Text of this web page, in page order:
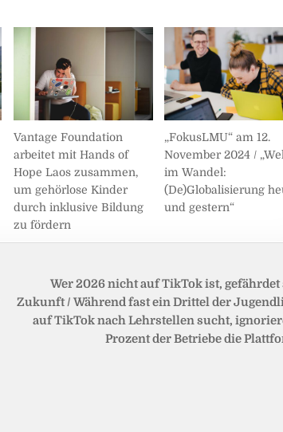
Vantage Foundation
arbeitet mit Hands of
Hope Laos zusammen,
um gehörlose Kinder
durch inklusive Bildung
zu fördern
„FokusLMU“ am 12.
November 2024 /
im Wandel:
(De)Globalisierung
und gestern“
Wer 2026 nicht auf TikTok ist, gefährdet
Zukunft / Während fast ein Drittel der
auf TikTok nach Lehrstellen sucht,
Prozent der Betriebe die